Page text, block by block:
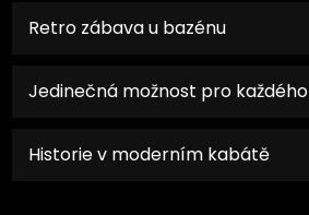
Retro zábava u bazénu
Jedinečná možnost pro každého
Historie v moderním kabátě